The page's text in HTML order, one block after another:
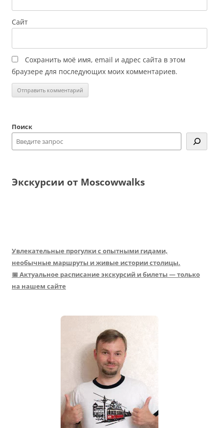
Сайт
Сохранить моё имя, email и адрес сайта в этом
браузере для последующих моих комментариев.
Поиск
Экскурсии от Moscowwalks
Увлекательные прогулки с опытными гидами,
необычные маршруты и живые истории столицы.
📅 Актуальное расписание экскурсий и билеты — только
на нашем сайте